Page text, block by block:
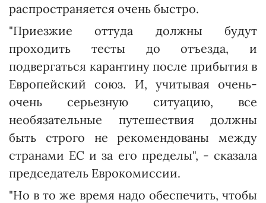
распространяется очень быстро.
"Приезжие оттуда должны будут
проходить тесты до отъезда, и
подвергаться карантину после прибытия в
Европейский союз. И, учитывая очень-
очень серьезную ситуацию, все
необязательные путешествия должны
быть строго не рекомендованы между
странами ЕС и за его пределы", - сказала
председатель Еврокомиссии.
"Но в то же время надо обеспечить, чтобы